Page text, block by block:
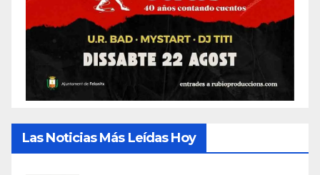
Las Noticias Más Leídas Hoy